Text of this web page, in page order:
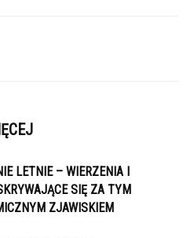
LETNIE – WIERZENIA I
SIĘ ZA TYM
ZJAWISKIEM